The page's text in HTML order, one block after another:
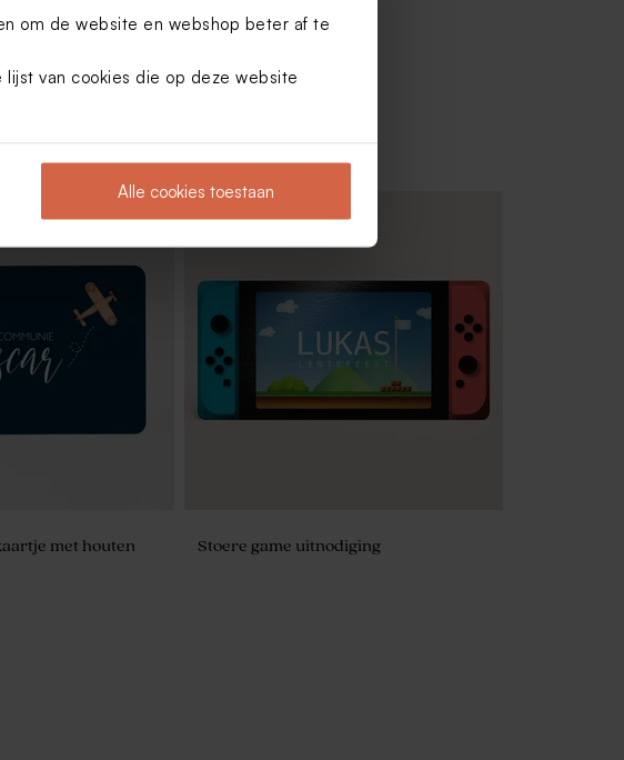
om de website en webshop beter af te
van cookies die op deze website
Alle cookies toestaan
potlood met beige
Velvet doosje rond beige
met houten
Stoere game uitnodiging